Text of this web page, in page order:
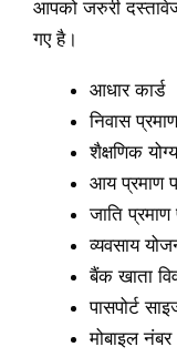
आपको जरुरी
गए है।
आधार कार्ड
निवास
शैक्षणिक
आय प्रमाण
जाति प्रमाण
व्यवसाय
बैंक खाता
पासपोर्ट
मोबाइल नंबर